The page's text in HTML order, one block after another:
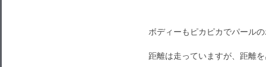
ボディーもピカピカでパール
距離は走っていますが、距離